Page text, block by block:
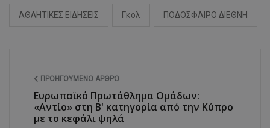
ΑΘΛΗΤΙΚΕΣ ΕΙΔΗΣΕΙΣ Γκολ ΠΟΔΟΣΦΑΙΡΟ ΔΙΕΘΝΗ
ΠΡΟΗΓΟΎΜΕΝΟ ΆΡΘΡΟ
Ευρωπαϊκό Πρωτάθλημα Ομάδων:
«Αντίο» στη Β' κατηγορία από την Κύπρο
με το κεφάλι ψηλά